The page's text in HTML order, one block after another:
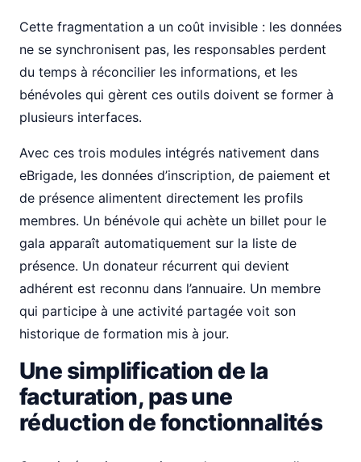
Cette fragmentation a un coût invisible : les données
ne se synchronisent pas, les responsables perdent
du temps à réconcilier les informations, et les
bénévoles qui gèrent ces outils doivent se former à
plusieurs interfaces.
Avec ces trois modules intégrés nativement dans
eBrigade, les données d’inscription, de paiement et
de présence alimentent directement les profils
membres. Un bénévole qui achète un billet pour le
gala apparaît automatiquement sur la liste de
présence. Un donateur récurrent qui devient
adhérent est reconnu dans l’annuaire. Un membre
qui participe à une activité partagée voit son
historique de formation mis à jour.
Une simplification de la
facturation, pas une
réduction de fonctionnalités